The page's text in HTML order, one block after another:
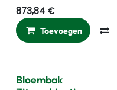
873,84 €
Toevoegen
Bloembak